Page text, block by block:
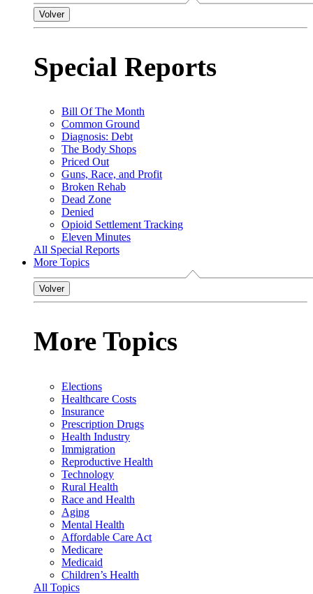
Volver
Special Reports
Bill Of The Month
Common Ground
Diagnosis: Debt
The Body Shops
Priced Out
Guns, Race, and Profit
Broken Rehab
Dead Zone
Denied
Opioid Settlement Tracking
Eleven Minutes
All Special Reports
More Topics
Volver
More Topics
Elections
Healthcare Costs
Insurance
Prescription Drugs
Health Industry
Immigration
Reproductive Health
Technology
Rural Health
Race and Health
Aging
Mental Health
Affordable Care Act
Medicare
Medicaid
Children’s Health
All Topics